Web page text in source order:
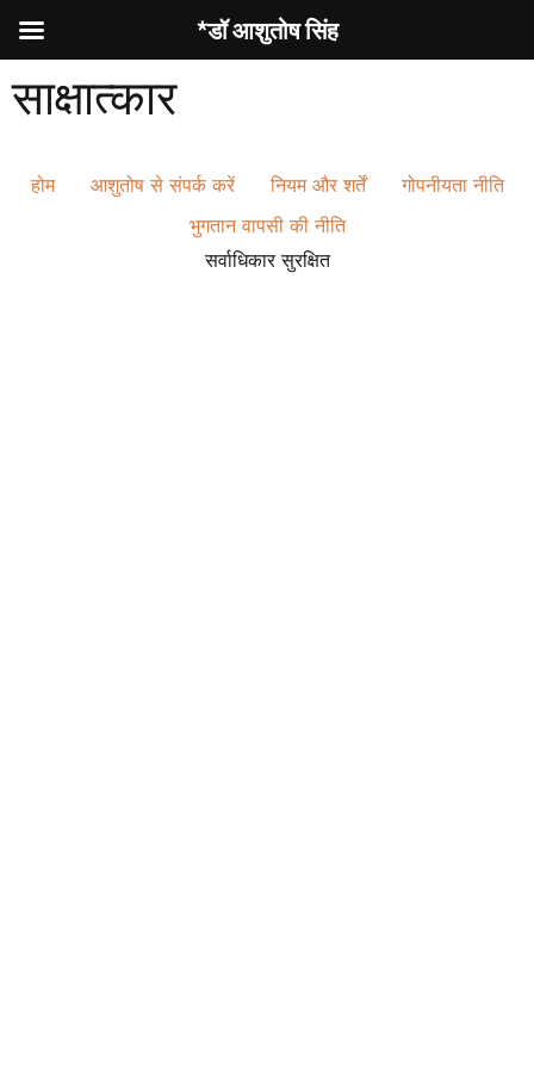
साक्षात्कार
होम आशुतोष से संपर्क करें नियम और शर्तें
गोपनीयता नीति
भुगतान वापसी की नीति
सर्वाधिकार सुरक्षित
*डॉ आशुतोष सिंह